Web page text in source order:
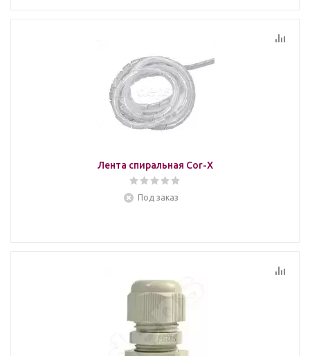
Лента спиральная Cor-X
Под заказ